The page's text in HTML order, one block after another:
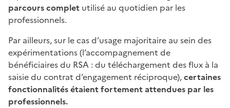
parcours complet utilisé au quotidien par les
professionnels.
Par ailleurs, sur le cas d’usage majoritaire au sein des
expérimentations (l’accompagnement de
bénéficiaires du RSA : du téléchargement des flux à la
saisie du contrat d’engagement réciproque),certaines
fonctionnalités étaient fortement attendues par les
professionnels.